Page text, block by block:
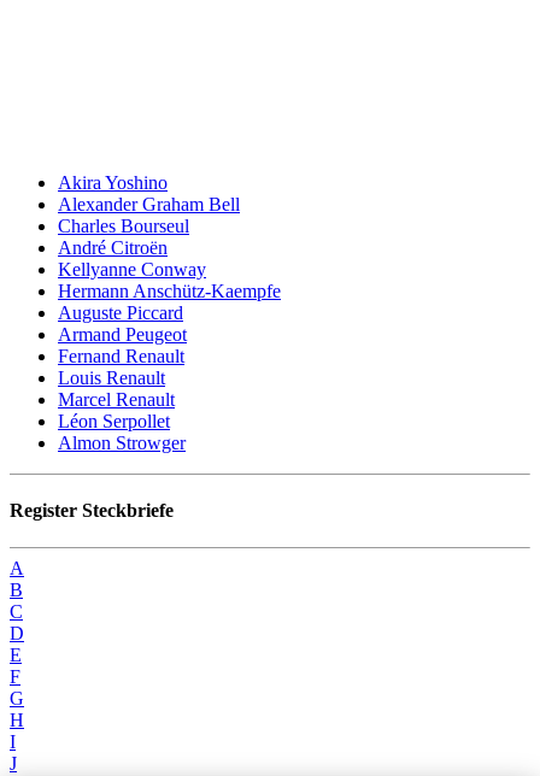
Akira Yoshino
Alexander Graham Bell
Charles Bourseul
André Citroën
Kellyanne Conway
Hermann Anschütz-Kaempfe
Auguste Piccard
Armand Peugeot
Fernand Renault
Louis Renault
Marcel Renault
Léon Serpollet
Almon Strowger
Register Steckbriefe
A
B
C
D
E
F
G
H
I
J